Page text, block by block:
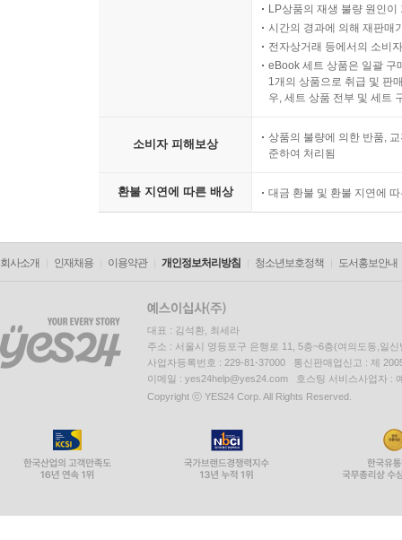
LP상품의 재생 불량 원인
시간의 경과에 의해 재판매
전자상거래 등에서의 소비
eBook 세트 상품은 일괄 구
1개의 상품으로 취급 및 판
우, 세트 상품 전부 및 세트
소비자 피해보상
상품의 불량에 의한 반품,
준하여 처리됨
환불 지연에 따른 배상 대금 환불 및 환불 지연에
회사소개 인재채용 이용약관 개인정보처리방침 청소년보호정책 도서홍보안내
대표 : 김석환, 최세라
주소 : 서울시 영등포구 은행로 11, 5층~6층(여의도동,일신
사업자등록번호 : 229-81-37000 통신판매업신고 : 제
이메일 : yes24help@yes24.com 호스팅 서비스사업자 :
Copyright ⓒ YES24 Corp. All Rights Reserved.